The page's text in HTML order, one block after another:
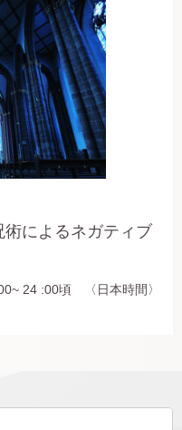
術によるネガティブ
24 :00頃 〈日本時間〉